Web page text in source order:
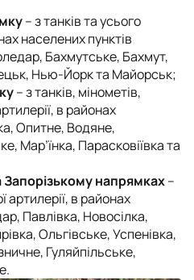
– з танків та усього
населених пунктів
Бахмутське, Бахмут,
Нью-Йорк та Майорськ;
– з танків, мінометів,
в районах
Опитне, Водяне,
Мар’їнка, Парасковіївка та
напрямках–
артилерії, в районах
Павлівка, Новосілка,
Ольгівське, Успенівка,
Гуляйпільське,